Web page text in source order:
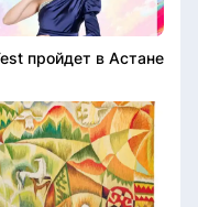
пройдет в Астане